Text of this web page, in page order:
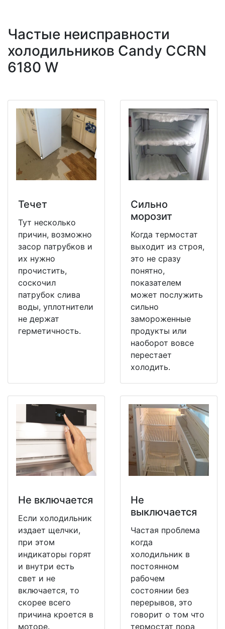
Частые неисправности
холодильников Candy CCRN
6180 W
Течет
Тут несколько
причин, возможно
засор патрубков и
их нужно
прочистить,
соскочил
патрубок слива
воды, уплотнители
не держат
герметичность.
Сильно
морозит
Когда термостат
выходит из строя,
это не сразу
понятно,
показателем
может послужить
сильно
замороженные
продукты или
наоборот вовсе
перестает
холодить.
Не включается
Если холодильник
издает щелчки,
при этом
индикаторы горят
и внутри есть
свет и не
включается, то
скорее всего
причина кроется в
моторе.
Не
выключается
Частая проблема
когда
холодильник в
постоянном
рабочем
состоянии без
перерывов, это
говорит о том что
термостат пора